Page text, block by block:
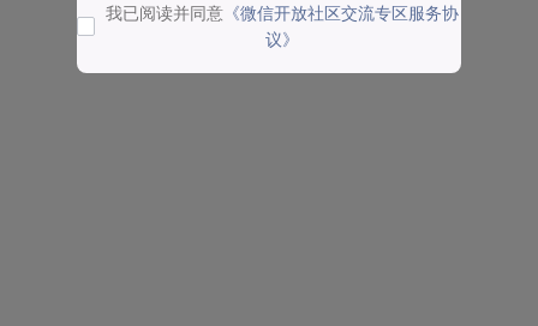
我已阅读并同意 《微信开放社区交流专区服务协
议》